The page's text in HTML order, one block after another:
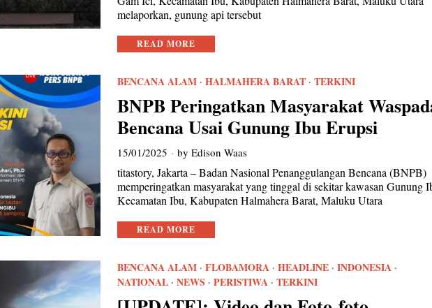
melaporkan, gunung api tersebut
READ MORE
BENCANA ALAM· HALMAHERA BARAT· TERKINI
BNPB Peringatkan Masyarakat
Bencana Usai Gunung Ibu Erupsi
15/01/2025 byEdison Waas
titastory, Jakarta – Badan Nasional Penanggulangan Bencana (BNPB)
memperingatkan masyarakat yang tinggal di sekitar kawasan Gunung
Kecamatan Ibu, Kabupaten Halmahera Barat, Maluku Utara
READ MORE
BENCANA ALAM· FLOBAMORA· HEADLINE· INDONESIA·
NATIONAL· NEWS · PERISTIWA· TERKINI